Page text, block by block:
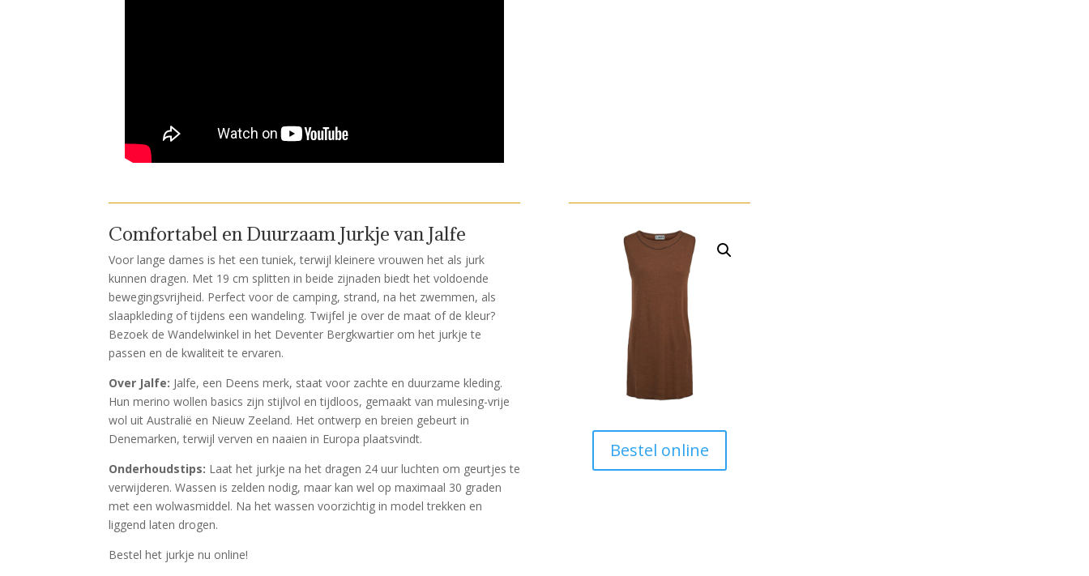
Comfortabel en Duurzaam Jurkje van Jalfe
Voor lange dames is het een tuniek, terwijl kleinere vrouwen het als jurk
kunnen dragen. Met 19 cm splitten in beide zijnaden biedt het voldoende
bewegingsvrijheid. Perfect voor de camping, strand, na het zwemmen, als
slaapkleding of tijdens een wandeling. Twijfel je over de maat of de kleur?
Bezoek de Wandelwinkel in het Deventer Bergkwartier om het jurkje te
passen en de kwaliteit te ervaren.
Over Jalfe: Jalfe, een Deens merk, staat voor zachte en duurzame kleding.
Hun merino wollen basics zijn stijlvol en tijdloos, gemaakt van mulesing-vrije
wol uit Australië en Nieuw Zeeland. Het ontwerp en breien gebeurt in
Denemarken, terwijl verven en naaien in Europa plaatsvindt.
Onderhoudstips: Laat het jurkje na het dragen 24 uur luchten om geurtjes te
verwijderen. Wassen is zelden nodig, maar kan wel op maximaal 30 graden
met een wolwasmiddel. Na het wassen voorzichtig in model trekken en
liggend laten drogen.
Bestel het jurkje nu online!
Bestel online